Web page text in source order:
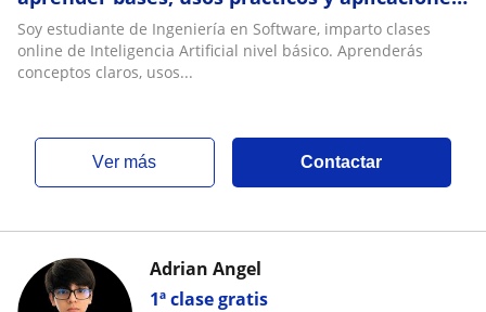
reales
Soy estudiante de Ingeniería en Software, imparto clases
online de Inteligencia Artificial nivel básico. Aprenderás
conceptos claros, usos...
ver más Contactar
1ª clase gratis
Adrian Angel